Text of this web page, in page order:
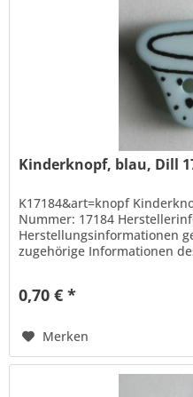
Kinderknopf, blau, Dill
K17184&art=knopf
Nummer: 17184
Herstellungsinformationen
zugehörige Informationen
0,70 € *
Merken